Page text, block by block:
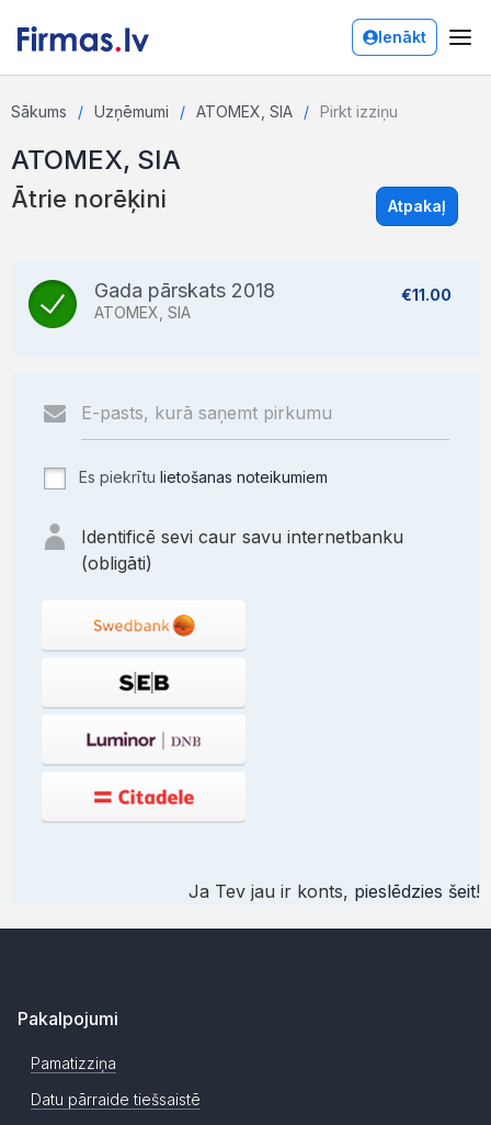
Ienākt
Sākums Uzņēmumi ATOMEX, SIA Pirkt izziņu
ATOMEX, SIA
Ātrie norēķini Atpakaļ
Gada pārskats 2018
ATOMEX, SIA
€11.00
Es piekrītu lietošanas noteikumiem
Identificē sevi caur savu internetbanku
(obligāti)
Ja Tev jau ir konts, pieslēdzies šeit!
Pakalpojumi
Pamatizziņa
Datu pārraide tiešsaistē